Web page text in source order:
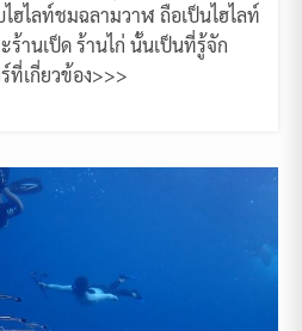
ฮไลท์ชมฉลามวาฬ ถือเป็นไฮไลท์
านเป็ด ร้านไก่ นั้นเป็นที่รู้จัก
ที่เกี่ยวข้อง>>>